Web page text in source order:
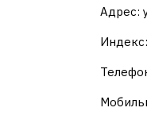
Адрес: